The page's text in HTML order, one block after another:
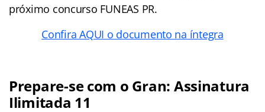
próximo concurso FUNEAS PR.
Confira AQUI o documento na íntegra
Prepare-se com o Gran: Assinatura
Ilimitada 11